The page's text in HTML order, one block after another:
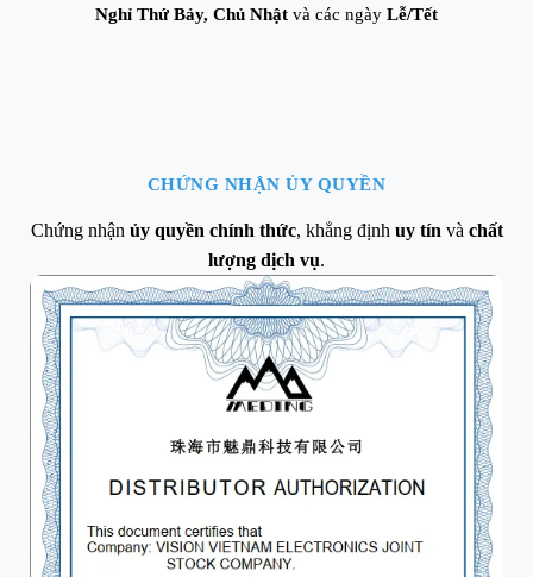
Nghỉ Thứ Bảy, Chủ Nhật và các ngày Lễ/Tết
CHỨNG NHẬN ỦY QUYỀN
Chứng nhận ủy quyền chính thức, khẳng định uy tín và chất
lượng dịch vụ.